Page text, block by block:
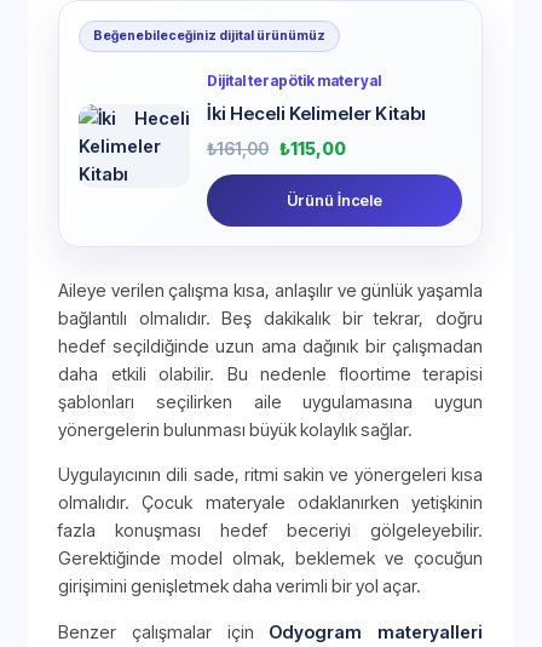
Beğenebileceğiniz dijital ürünümüz
Dijital terapötik materyal
İki Heceli Kelimeler Kitabı
₺161,00 ₺115,00
Ürünü İncele
Aileye verilen çalışma kısa, anlaşılır ve günlük yaşamla
bağlantılı olmalıdır. Beş dakikalık bir tekrar, doğru
hedef seçildiğinde uzun ama dağınık bir çalışmadan
daha etkili olabilir. Bu nedenle floortime terapisi
şablonları seçilirken aile uygulamasına uygun
yönergelerin bulunması büyük kolaylık sağlar.
Uygulayıcının dili sade, ritmi sakin ve yönergeleri kısa
olmalıdır. Çocuk materyale odaklanırken yetişkinin
fazla konuşması hedef beceriyi gölgeleyebilir.
Gerektiğinde model olmak, beklemek ve çocuğun
girişimini genişletmek daha verimli bir yol açar.
Benzer çalışmalar için Odyogram materyalleri